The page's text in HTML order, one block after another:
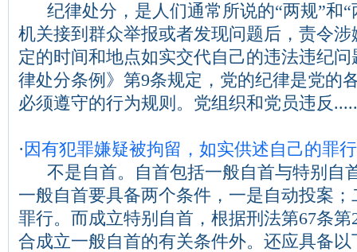
纪律处分，是人们通常所说的“两规”和“
机关接到群众举报或者发现问题后，责令
定的时间和地点如实交代自己的违法违纪
律处分条例》第9条规定，党的纪律是党的
必须遵守的行为规则。党组织和党员违反
· 因有犯罪嫌疑被拘留，如实供述自己的罪
不是自首。自首包括一般自首与特别自
一般自首要具备两个条件，一是自动投案
罪行。而成立特别自首，根据刑法第67条
合成立一般自首的有关条件外。还应具备